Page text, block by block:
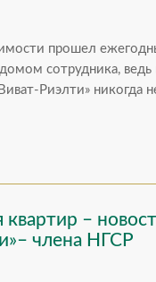
прошел
сотрудника,
Риэлти» никогда
–
члена НГСР